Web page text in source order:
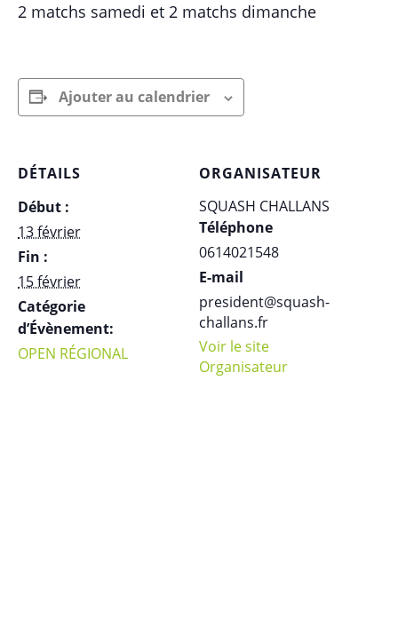
2 matchs samedi et 2 matchs dimanche
Ajouter au calendrier
DÉTAILS
Début :
13 février
Fin :
15 février
Catégorie
d’Évènement:
OPEN RÉGIONAL
ORGANISATEUR
SQUASH CHALLANS
Téléphone
0614021548
E-mail
president@squash-
challans.fr
Voir le site
Organisateur